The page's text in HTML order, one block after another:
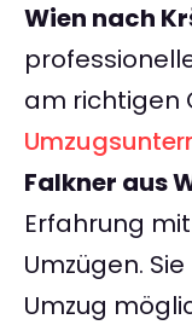
Wien nach
am richtigen
Falkner aus
Erfahrung
Umzügen.
Umzug